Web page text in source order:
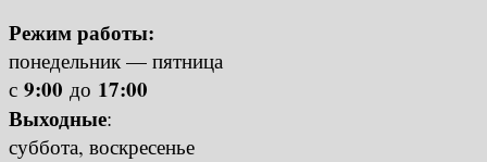
Режим работы:
понедельник — пятница
с 9:00 до 17:00
Выходные:
суббота, воскресенье